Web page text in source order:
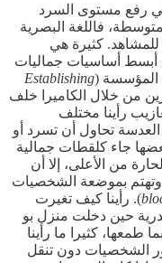
رفع مستوى السرد
فاللغة البصرية
للمشاهد. كثيرة هي
أبسط أساسيات جماليات
المؤسسة (Establishing
من خلال الكاميرا خلف
رأينا مختلف
العدسة تحاول أن تسرد أو
جاء كلقطات جمالية
من الأعلى، إلا أن
بموضعة الشخصيات
). رأينا كيف تغيرت
حين دخلت منزل بو
طمعها، كثيرا ما رأينا
الشخصيات دون تنقل